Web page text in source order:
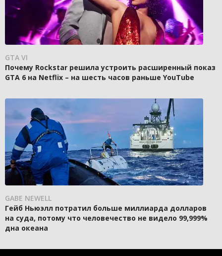
GTA VI
Почему Rockstar решила устроить расширенный показ
GTA 6 на Netflix – на шесть часов раньше YouTube
GABE NEWELL
Гейб Ньюэлл потратил больше миллиарда долларов
на суда, потому что человечество не видело 99,999%
дна океана